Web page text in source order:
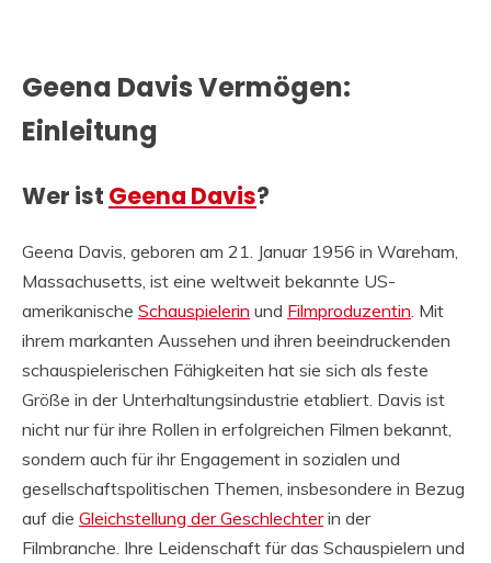
Geena Davis Vermögen:
Einleitung
Wer ist Geena Davis?
Geena Davis, geboren am 21. Januar 1956 in Wareham,
Massachusetts, ist eine weltweit bekannte US-
amerikanische Schauspielerin und Filmproduzentin. Mit
ihrem markanten Aussehen und ihren beeindruckenden
schauspielerischen Fähigkeiten hat sie sich als feste
Größe in der Unterhaltungsindustrie etabliert. Davis ist
nicht nur für ihre Rollen in erfolgreichen Filmen bekannt,
sondern auch für ihr Engagement in sozialen und
gesellschaftspolitischen Themen, insbesondere in Bezug
auf die Gleichstellung der Geschlechterin der
Filmbranche. Ihre Leidenschaft für das Schauspielern und